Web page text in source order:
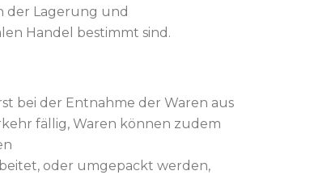
der Lagerung und
Handel bestimmt sind.
bei der Entnahme der Waren aus
fällig, Waren können zudem
oder umgepackt werden,